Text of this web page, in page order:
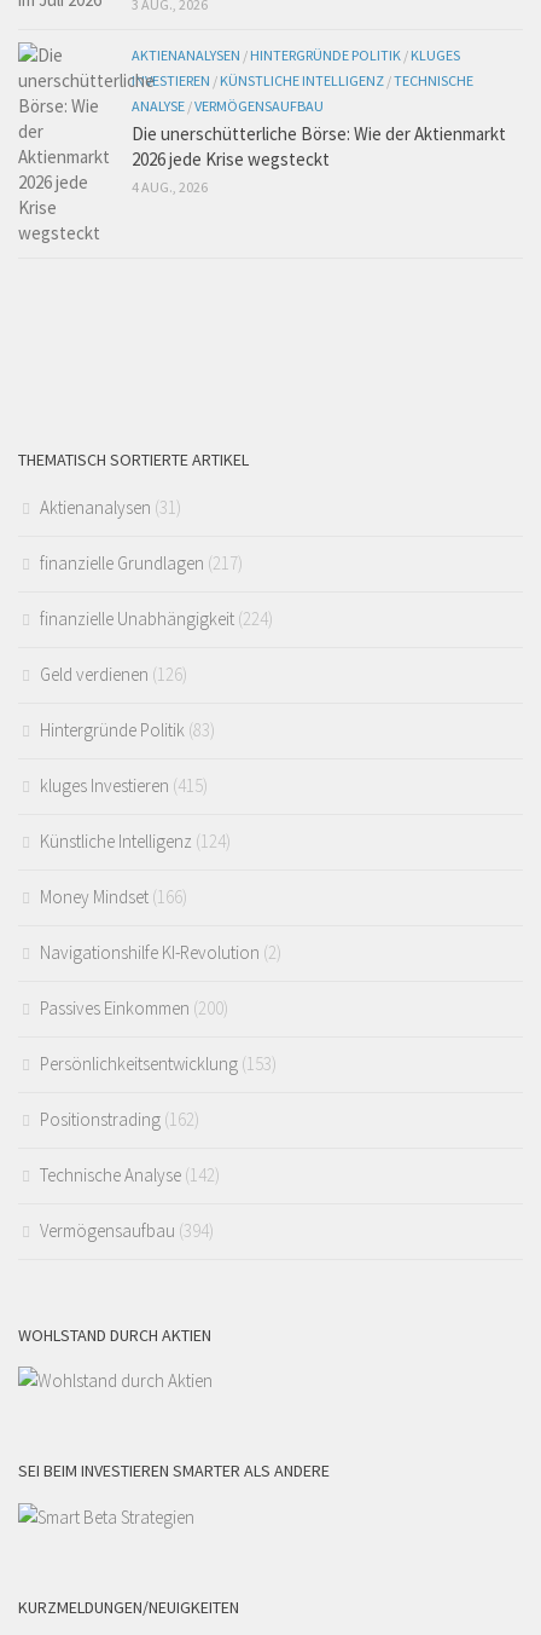
3 AUG., 2026
AKTIENANALYSEN / HINTERGRÜNDE POLITIK / KLUGES
INVESTIEREN / KÜNSTLICHE INTELLIGENZ /TECHNISCHE
ANALYSE /VERMÖGENSAUFBAU
Die unerschütterliche Börse: Wie der Aktienmarkt
2026 jede Krise wegsteckt
4 AUG., 2026
THEMATISCH SORTIERTE ARTIKEL
Aktienanalysen (31)
finanzielle Grundlagen (217)
finanzielle Unabhängigkeit (224)
Geld verdienen (126)
Hintergründe Politik (83)
kluges Investieren (415)
Künstliche Intelligenz (124)
Money Mindset (166)
Navigationshilfe KI-Revolution (2)
Passives Einkommen (200)
Persönlichkeitsentwicklung (153)
Positionstrading (162)
Technische Analyse (142)
Vermögensaufbau (394)
WOHLSTAND DURCH AKTIEN
SEI BEIM INVESTIEREN SMARTER ALS ANDERE
KURZMELDUNGEN/NEUIGKEITEN